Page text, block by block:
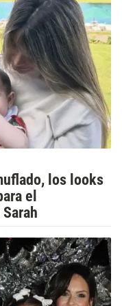
los looks
el